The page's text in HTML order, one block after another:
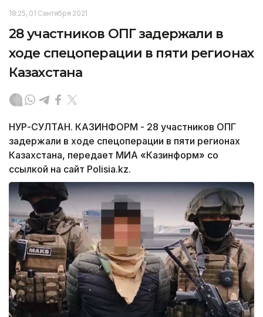
18:25, 01 Сентября 2021
28 участников ОПГ задержали в
ходе спецоперации в пяти регионах
Казахстана
НУР-СУЛТАН. КАЗИНФОРМ - 28 участников ОПГ
задержали в ходе спецоперации в пяти регионах
Казахстана, передает МИА «Казинформ» со
ссылкой на сайт Polisia.kz.